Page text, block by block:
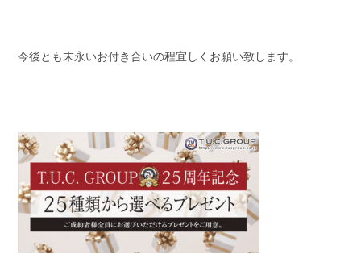
今後とも末永いお付き合いの程宜しくお願い致します。